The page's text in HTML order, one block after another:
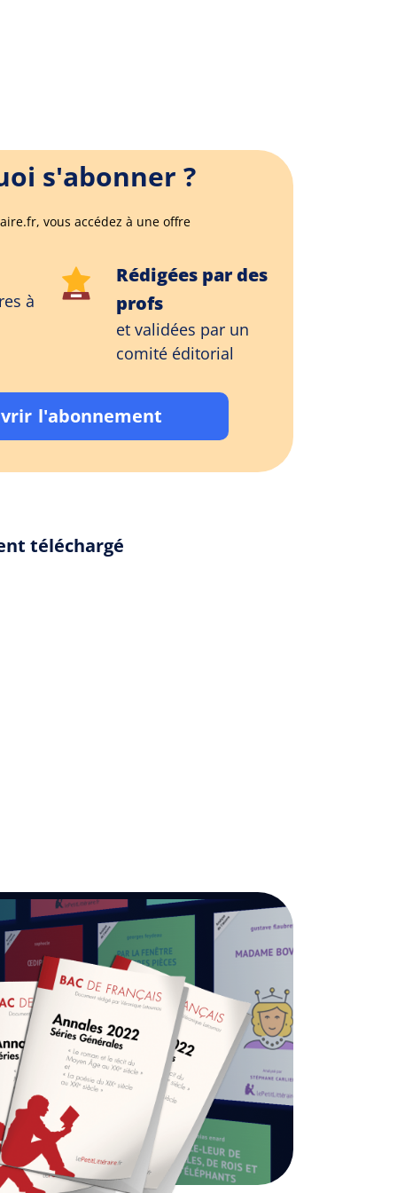
s'abonner ?
vous accédez à une offre
à
Rédigées par des
profs
et validées par un
comité éditorial
l'abonnement
téléchargé